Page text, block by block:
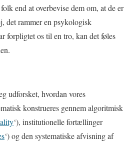
end at overbevise dem om, at de er
det rammer en psykologisk
forpligtet os til en tro, kan det føles
udforsket, hvordan vores
konstrueres gennem algoritmisk
‘), institutionelle fortællinger
‘) og den systematiske afvisning af